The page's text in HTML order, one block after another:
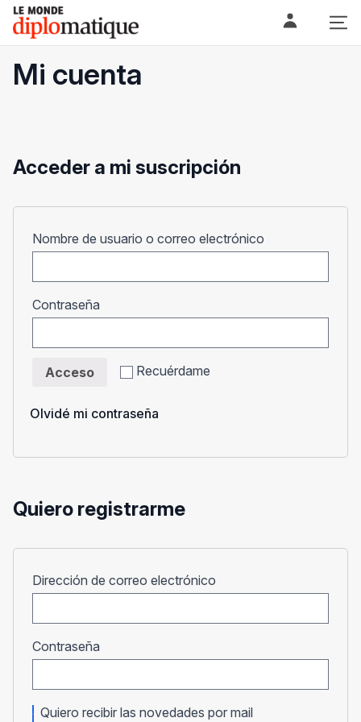
Skip
content
Le monde diplomatique
Mi cuenta
Acceder a mi suscripción
Nombre de usuario o correo electrónico
Contraseña
Recuérdame
Acceso
Olvidé mi contraseña
Quiero registrarme
Dirección de correo electrónico
Contraseña
Quiero recibir las novedades por mail